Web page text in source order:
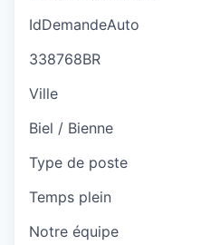
IdDemandeAuto
338768BR
Ville
Biel / Bienne
Type de poste
Temps plein
Notre équipe